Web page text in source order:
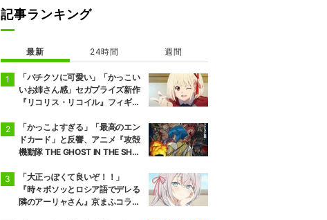
記事ランキング
最新 24時間 週間
「バチクソに可愛い」「かっこい
いお姉さん感」セガプライズ新作
『リコリス・リコイル』フィギュ
「かっこよすぎる」「最高のエン
ドカード」と反響、アニメ『攻殻
機動隊 THE GHOST IN THE SHEL
「大正っぽくて良いぞ！！」
『時々ボソッとロシア語でデレる
隣のアーリャさん』京まふコラボ